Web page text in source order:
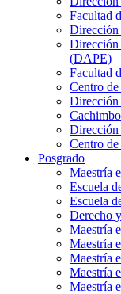
Facultad
Dirección
Dirección
(DAPE)
Facultad
Centro
Dirección
Centro
Posgrado
Maestría
Escuela
Escuela
Derecho
Maestría
Maestría
Maestría
Maestría
Maestría